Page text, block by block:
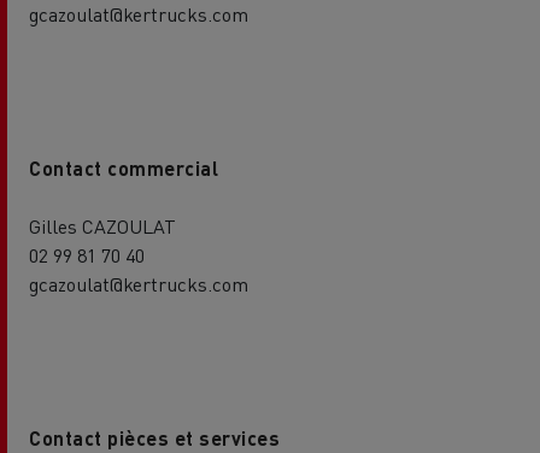
gcazoulat@kertrucks.com
Contact commercial
Gilles CAZOULAT
02 99 81 70 40
gcazoulat@kertrucks.com
Contact pièces et services